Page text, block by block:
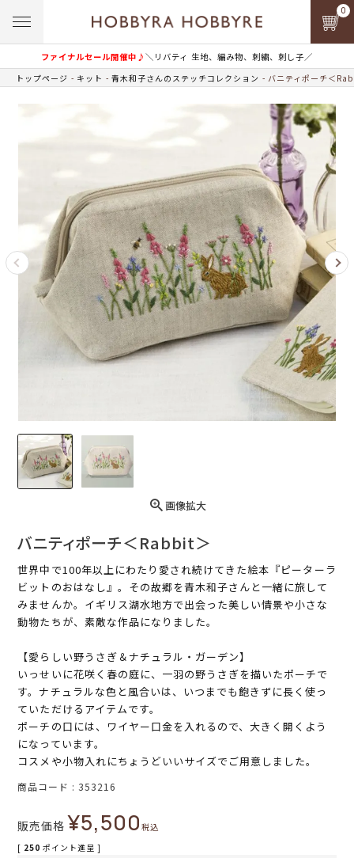
ファイナルセール開催中♪＼リバティ 生地、編み物、刺繍、刺し子／
0
トップページ キット 青木和子さんのステッチコレクション バニティポーチ＜
画像拡大
バニティポーチ＜Rabbit＞
世界中で100年以上にわたり愛され続けてきた絵本『ピーターラ
ビットのおはなし』。その故郷を青木和子さんと一緒に旅して
みませんか。イギリス湖水地方で出会った美しい情景や小さな
動物たちが、素敵な作品になりました。
【愛らしい野うさぎ＆ナチュラル・ガーデン】
いっせいに花咲く春の庭に、一羽の野うさぎを描いたポーチで
す。ナチュラルな色と風合いは、いつまでも飽きずに長く使っ
ていただけるアイテムです。
ポーチの口には、ワイヤー口金を入れるので、大きく開くよう
になっています。
コスメや小物入れにちょうどいいサイズでご用意しました。
商品コード 353216
販売価格 ¥5,500税込
[ 250 ポイント進呈 ]